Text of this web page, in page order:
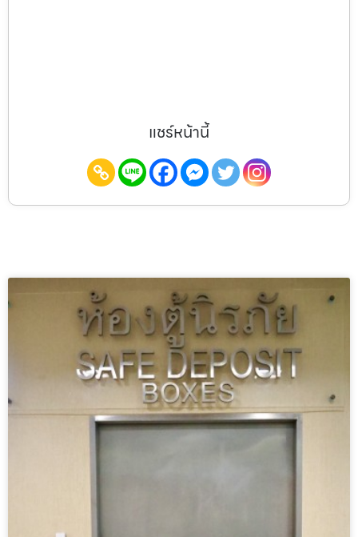
แชร์หน้านี้